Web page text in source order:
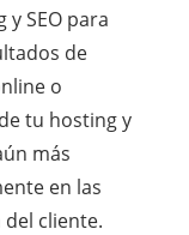
SEO para
de
o
tu hosting y
más
en las
cliente.